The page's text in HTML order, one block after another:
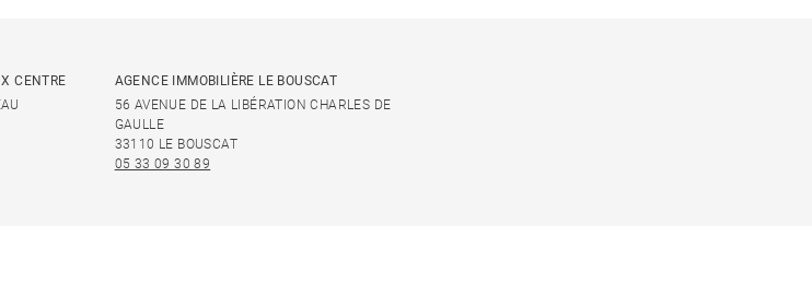
CENTRE
AGENCE IMMOBILIÈRE LE BOUSCAT
56 AVENUE DE LA LIBÉRATION CHARLES DE
GAULLE
33110 LE BOUSCAT
05 33 09 30 89